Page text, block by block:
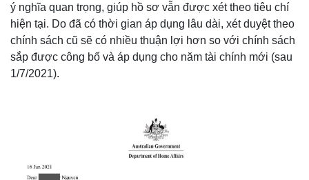
ý nghĩa quan trọng, giúp hồ sơ vẫn được xét theo tiêu chí
hiện tại. Do đã có thời gian áp dụng lâu dài, xét duyệt theo
chính sách cũ sẽ có nhiều thuận lợi hơn so với chính sách
sắp được công bố và áp dụng cho năm tài chính mới (sau
1/7/2021).